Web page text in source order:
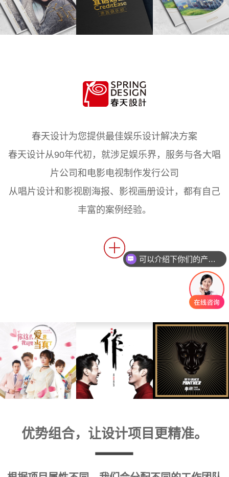
春天设计为您提供最佳娱乐设计解决方案
春天设计从90年代初，就涉足娱乐界，服务与各大唱
片公司和电影电视制作发行公司
从唱片设计和影视剧海报、影视画册设计，都有自己
丰富的案例经验。
优势组合，让设计项目更精准。